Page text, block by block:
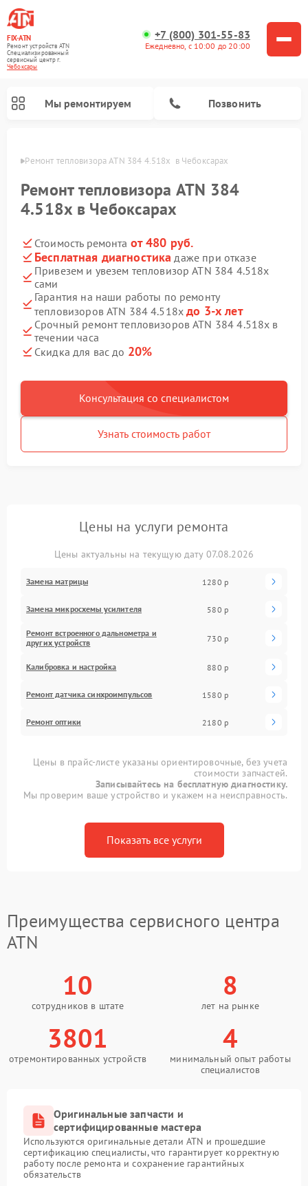
FIX-ATN
Ремонт устройств ATN
Специализированный
cервисный центр г.
Чебоксары
+7 (800) 301-55-83
Ежедневно, с 10:00 до 20:00
Мы ремонтируем Позвонить
Ремонт тепловизора ATN 384 4.518x  в Чебоксарах
Ремонт тепловизора ATN 384
4.518x в Чебоксарах
Стоимость ремонта от 480 руб.
Бесплатная диагностика даже при отказе
Привезем и увезем тепловизор ATN 384 4.518x
сами
Гарантия на наши работы по ремонту
тепловизоров ATN 384 4.518xдо 3-х лет
Срочный ремонт тепловизоров ATN 384 4.518x в
течении часа
Скидка для вас до 20%
Консультация со специалистом
Узнать стоимость работ
Цены на услуги ремонта
Цены актуальны на текущую дату 07.08.2026
Замена матрицы 1280 р
Замена микросхемы усилителя 580 р
Ремонт встроенного дальнометра и
других устройств
730 р
Калибровка и настройка 880 р
Ремонт датчика синхроимпульсов 1580 р
Ремонт оптики 2180 р
Цены в прайс-листе указаны ориентировочные, без учета
стоимости запчастей.
Записывайтесь на бесплатную диагностику.
Мы проверим ваше устройство и укажем на неисправность.
Показать все услуги
Преимущества сервисного центра
ATN
10
сотрудников в штате
8
лет на рынке
3801
отремонтированных устройств
4
минимальный опыт работы
специалистов
Оригинальные запчасти и
сертифицированные мастера
Используются оригинальные детали ATN и прошедшие
сертификацию специалисты, что гарантирует корректную
работу после ремонта и сохранение гарантийных
обязательств